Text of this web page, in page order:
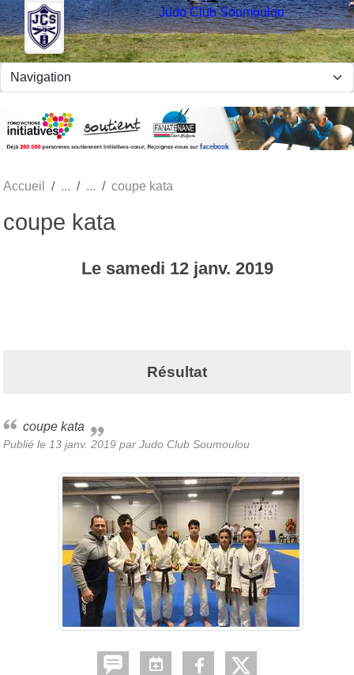
Judo Club Soumoulou
Accueil coupe kata
coupe kata
Le samedi 12 janv. 2019
Résultat
coupe kata
Publié le 13 janv. 2019 par Judo Club Soumoulou
Panneau de gestion des cookies